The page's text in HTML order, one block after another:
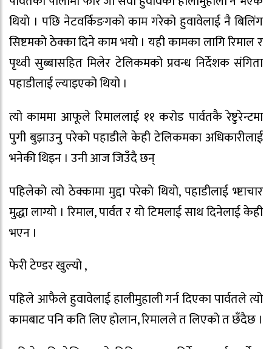
थियो । पछि नेटवर्किङगको काम गरेको हुवावेलाई नै बिलिंग
सिष्टमको ठेक्का दिने काम भयो । यही कामका लागि रिमाल र
पृथ्वी सुब्बासहित मिलेर टेलिकमको प्रवन्ध निर्देशक संगिता
पहाडीलाई ल्याइएको थियो ।
त्यो काममा आफूले रिमाललाई ११ करोड पार्वतकै रेष्टुरेन्टमा
पुगी बुझाउनु परेको पहाडीले केही टेलिकमका अधिकारीलाई
भनेकी थिइन । उनी आज जिउँदै छन्
पहिलेको त्यो ठेक्कामा मुद्दा परेको थियो, पहाडीलाई भ्ष्टाचार
मुद्धा लाग्यो । रिमाल, पार्वत र यो टिमलाई साथ दिनेलाई केही
भएन ।
फेरी टेण्डर खुल्यो ,
पहिले आफैले हुवावेलाई हालीमुहाली गर्न दिएका पार्वतले त्यो
कामबाट पनि कति लिए होलान, रिमालले त लिएको त छँदैछ ।